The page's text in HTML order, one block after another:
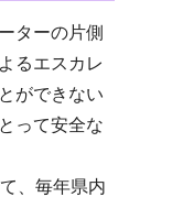
ターの片側
るエスカレ
ができない
って安全な
、毎年県内